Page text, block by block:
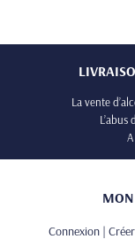
La vente
Connexion |